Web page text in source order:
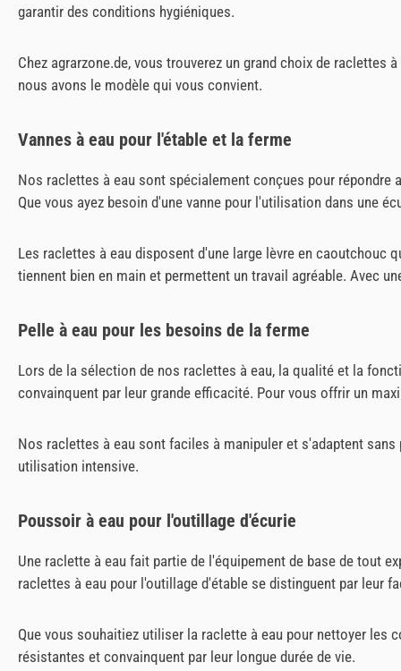
garantir des conditions hygiéniques.
Chez agrarzone.de, vous trouverez un grand choix de
nous avons le modèle qui vous convient.
Vannes à eau pour l'étable et la ferme
Nos raclettes à eau sont spécialement conçues pour
Que vous ayez besoin d'une vanne pour l'utilisation dans une
Les raclettes à eau disposent d'une large lèvre en caoutchouc
tiennent bien en main et permettent un travail agréable. Avec
Pelle à eau pour les besoins de la ferme
Lors de la sélection de nos raclettes à eau, la qualité et la
convainquent par leur grande efficacité. Pour vous offrir un
Nos raclettes à eau sont faciles à manipuler et s'adaptent
utilisation intensive.
Poussoir à eau pour l'outillage d'écurie
Une raclette à eau fait partie de l'équipement de base de tout
raclettes à eau pour l'outillage d'étable se distinguent par leur
Que vous souhaitiez utiliser la raclette à eau pour nettoyer les
résistantes et convainquent par leur longue durée de vie.